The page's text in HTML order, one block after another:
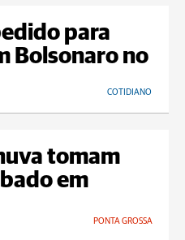
para
Bolsonaro no
COTIDIANO
tomam
em
PONTA GROSSA